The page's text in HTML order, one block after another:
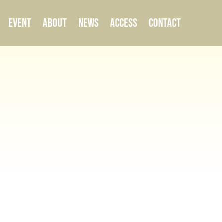
EVENT ABOUT NEWS ACCESS CONTACT